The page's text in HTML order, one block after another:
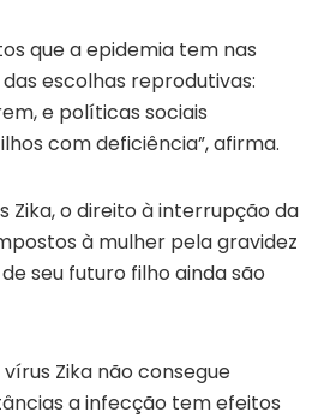
que a epidemia tem nas
escolhas reprodutivas:
e políticas sociais
com deficiência”, afirma.
Zika, o direito à interrupção da
à mulher pela gravidez
seu futuro filho ainda são
Zika não consegue
a infecção tem efeitos